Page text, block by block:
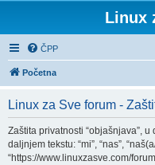
Linux
ČPP
Početna
Linux za Sve forum -
Zaštita privatnosti “objašnjava”, u
daljnjem tekstu: “mi”, “nas”,
“https://www.linuxzasve.com/